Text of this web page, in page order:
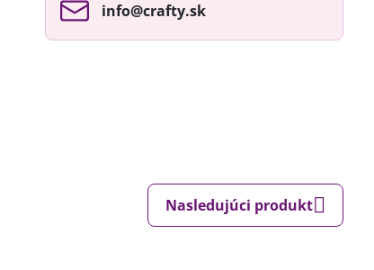
info​@crafty​.sk
Nasledujúci produkt